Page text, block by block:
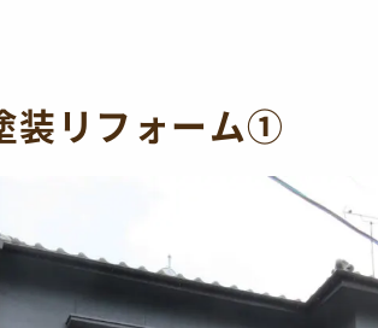
装リフォーム①